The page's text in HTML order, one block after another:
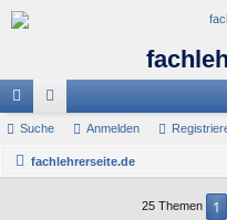
ch
ne
or
en
Suche Anmelden
fachlehrerseite.de
25 Themen 1